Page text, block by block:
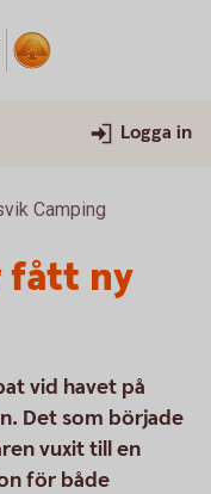
Logga in
Camping
fått ny
vid havet på
Det som började
vuxit till en
för både